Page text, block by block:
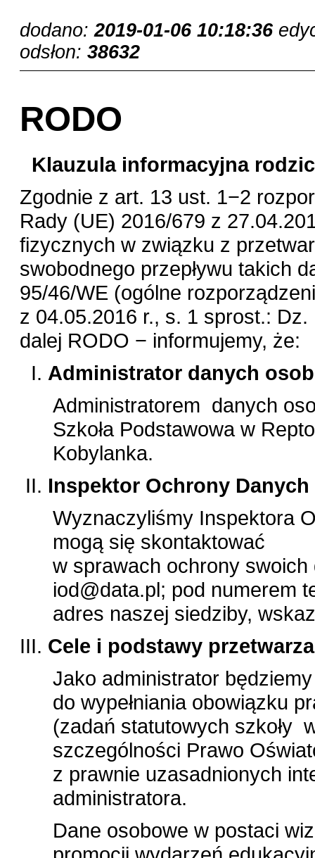
dodano:2019-01-06 10:18:36
odsłon: 38632
RODO
Klauzula informacyjna
Zgodnie z art. 13 ust. 1−2
Rady (UE) 2016/679 z
fizycznych w związku z
swobodnego przepływu takich
95/46/WE (ogólne
z 04.05.2016 r., s. 1 sprost.:
dalej RODO − informujemy, że:
Administrator danych
Administratorem danych
Szkoła Podstawowa w
Kobylanka.
Inspektor Ochrony Danych
Wyznaczyliśmy Inspektora
mogą się skontaktować
w sprawach ochrony
iod@data.pl; pod numerem
adres naszej siedziby,
Cele i podstawy
Jako administrator
do wypełniania obowiązku
(zadań statutowych szkoły
szczególności Prawo
z prawnie uzasadnionych
administratora.
Dane osobowe w postaci